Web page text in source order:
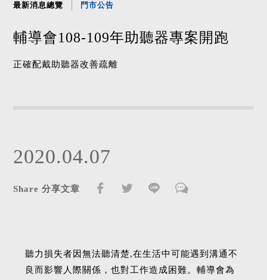
最新消息總覽 門市公告
輔導會108-109年助聽器專案開跑
正確配戴助聽器改善疏離
2020.04.07
Share 分享文章
聽力損失者因無法聽清楚,在生活中可能遇到溝通不
良而影響人際關係，也對工作造成困難。輔導會為